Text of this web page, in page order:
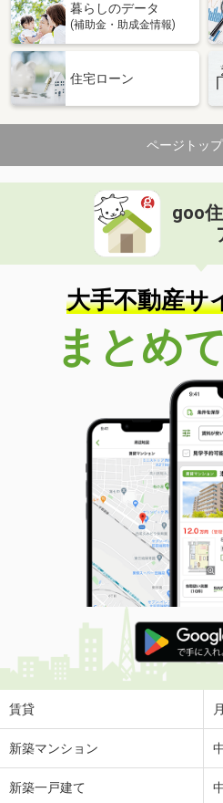
間取り
北海道札幌市中央区南二十一条
3,480万円
住 所
北海道札
専有面積 79.25m²
間取り
3LDK
北海道札幌市中央区北六条西２７
価 格
1,780万円
住 所
北海道札
専有面積 61.08m²
間取り
2LDK
北海道札幌市中央区南十五条西
価 格
3,749万円
北海道札
95.3m²
間取り
4LDK
北海道札幌市中央区南十三条西
価 格
3,890万円
住 所
北海道札
専有面積 74.85m²
間取り
3LDK
北海道札幌市南区川沿十七条１
価 格
485万円
住 所
北海道札
専有面積
北海道札幌市東区北十九条東２
暮らしのデータ
(補助金・助成金情報)
住宅ローン
ページトッ
goo
大手不動産サ
まとめ
賃貸
新築マンション
新築一戸建て